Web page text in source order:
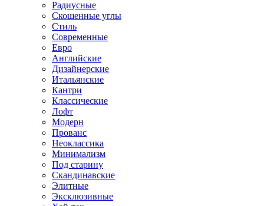
Радиусные
Скошенные углы
Стиль
Современные
Евро
Английские
Дизайнерские
Итальянские
Кантри
Классические
Лофт
Модерн
Прованс
Неоклассика
Минимализм
Под старину
Скандинавские
Элитные
Эксклюзивные